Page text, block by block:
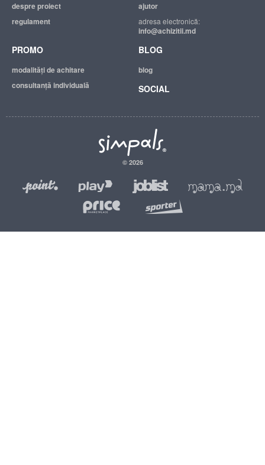
despre proiect
regulament
ajutor
adresa electronică:
info@achizitii.md
PROMO
modalităţi de achitare
consultanță individuală
BLOG
blog
SOCIAL
© 2026